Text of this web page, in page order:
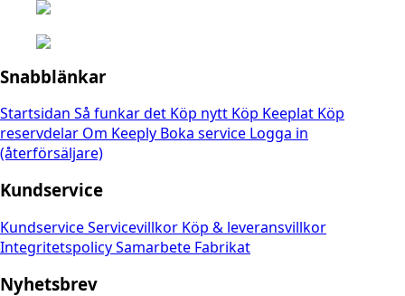
Snabblänkar
Startsidan Så funkar det Köp nytt Köp Keeplat Köp
reservdelar Om Keeply Boka service Logga in
(återförsäljare)
Kundservice
KundserviceServicevillkor Köp & leveransvillkor
IntegritetspolicySamarbete Fabrikat
Nyhetsbrev